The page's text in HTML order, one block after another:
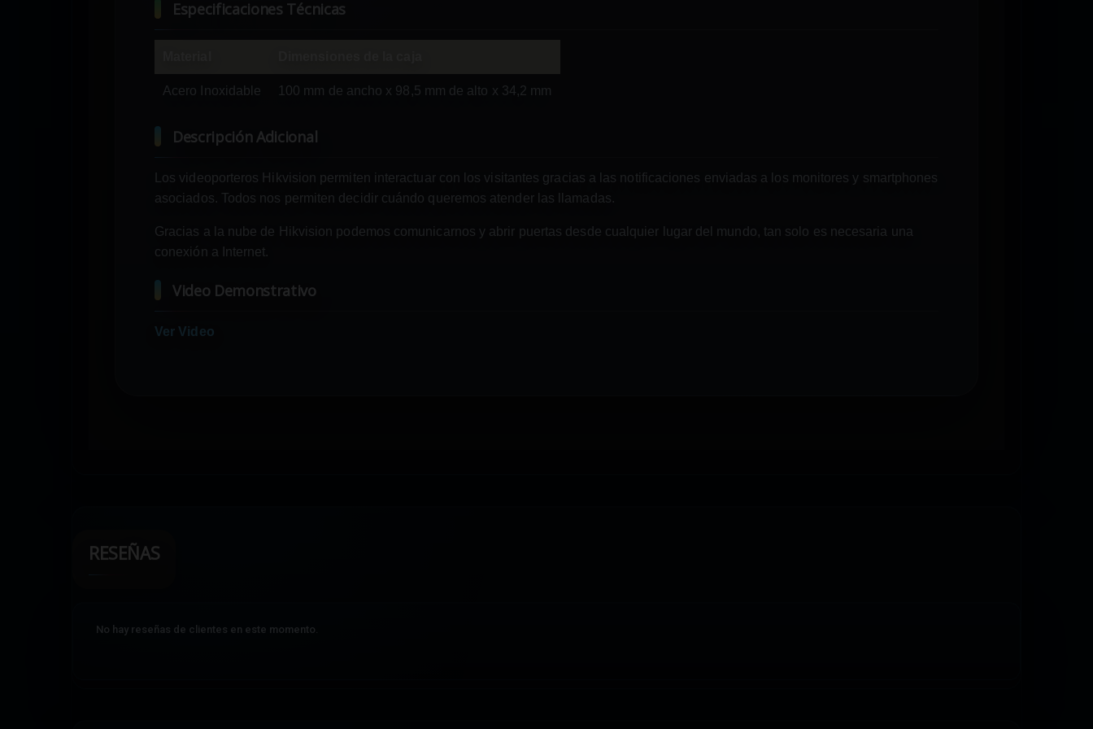
Especificaciones Técnicas
Acero Inoxidable 100 mm de ancho x 98,5 mm de alto x 34,2 mm
Descripción Adicional
Los videoporteros Hikvision permiten interactuar con los visitantes gracias a las notificaciones enviadas a los monitores y smartphones
asociados. Todos nos permiten decidir cuándo queremos atender las llamadas.
Gracias a la nube de Hikvision podemos comunicarnos y abrir puertas desde cualquier lugar del mundo, tan solo es necesaria una
conexión a Internet.
Video Demonstrativo
Ver Video
RESEÑAS
No hay reseñas de clientes en este momento.